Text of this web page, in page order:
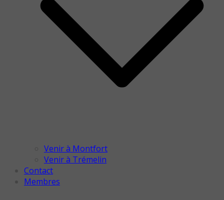
Venir à Montfort
Venir à Trémelin
Contact
Membres